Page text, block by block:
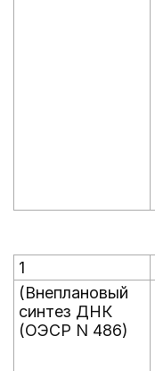
1
(Внеплановый
синтез ДНК
(ОЭСР N 486)